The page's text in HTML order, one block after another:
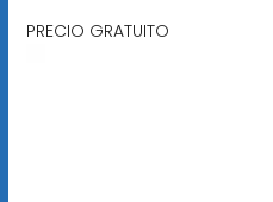
PRECIO GRATUITO